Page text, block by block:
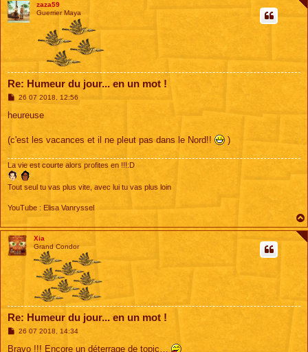
zaza59
Guerrier Maya
Re: Humeur du jour... en un mot !
M
s
g
26 07 2018, 12:56
heureuse
(c'est les vacances et il ne pleut pas dans le Nord!! )
La vie est courte alors profites en !!!:D
Tout seul tu vas plus vite, avec lui tu vas plus loin
YouTube : Elisa Vanryssel
Xia
Grand Condor
Re: Humeur du jour... en un mot !
M
s
26 07 2018, 14:34
Bravo !!! Encore un déterrage de topic…